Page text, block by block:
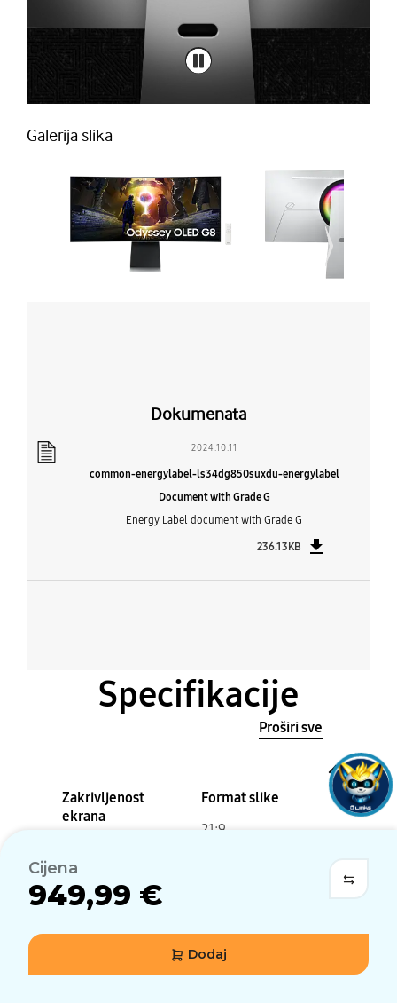
Cijena
949,99 €
Dodaj
Galerija slika
Dokumenata
2024.10.11
common-energylabel-ls34dg850suxdu-energylabel
Document with Grade G
Energy Label document with Grade G
236.13KB
Specifikacije
Proširi sve
Zakrivljenost
ekrana
Format slike
21:9
Svjetlina
(uobičajena)
250 cd/㎡
1,000,000:1 (Uob.)
Rezolucija
Vrijeme odziva